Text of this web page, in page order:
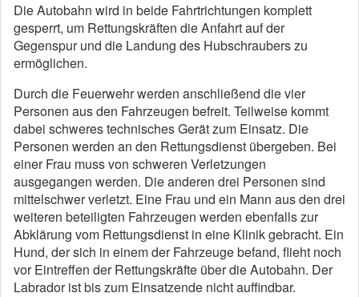
Die Autobahn wird in beide Fahrtrichtungen komplett
gesperrt, um Rettungskräften die Anfahrt auf der
Gegenspur und die Landung des Hubschraubers zu
ermöglichen.
Durch die Feuerwehr werden anschließend die vier
Personen aus den Fahrzeugen befreit. Teilweise kommt
dabei schweres technisches Gerät zum Einsatz. Die
Personen werden an den Rettungsdienst übergeben. Bei
einer Frau muss von schweren Verletzungen
ausgegangen werden. Die anderen drei Personen sind
mittelschwer verletzt. Eine Frau und ein Mann aus den drei
weiteren beteiligten Fahrzeugen werden ebenfalls zur
Abklärung vom Rettungsdienst in eine Klinik gebracht. Ein
Hund, der sich in einem der Fahrzeuge befand, flieht noch
vor Eintreffen der Rettungskräfte über die Autobahn. Der
Labrador ist bis zum Einsatzende nicht auffindbar.